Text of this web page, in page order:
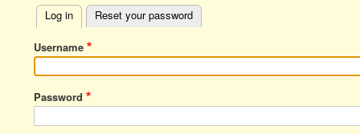
Primary
tabs
Log in Reset your password
Username
Password